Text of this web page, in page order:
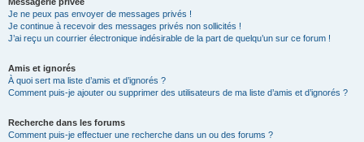
Je ne peux pas envoyer de messages privés !
Je continue à recevoir des messages privés non sollicités !
J’ai reçu un courrier électronique indésirable de la part de quelqu’un sur ce forum !
Amis et ignorés
À quoi sert ma liste d’amis et d’ignorés ?
Comment puis-je ajouter ou supprimer des utilisateurs de ma liste d’amis et d’ignorés ?
Recherche dans les forums
Comment puis-je effectuer une recherche dans un ou des forums ?